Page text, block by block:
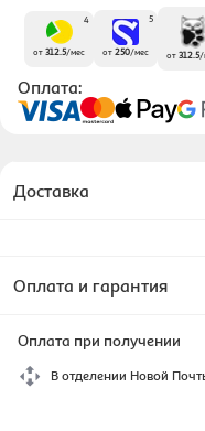
4
от 312.5/мес
5
от 250/мес от 312.5/
Оплата:
Доставка
Оплата и гарантия
Оплата при получении
В отделении Новой